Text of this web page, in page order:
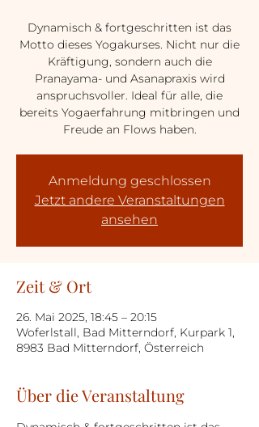
Dynamisch & fortgeschritten ist das
Motto dieses Yogakurses. Nicht nur die
Kräftigung, sondern auch die
Pranayama- und Asanapraxis wird
anspruchsvoller. Ideal für alle, die
bereits Yogaerfahrung mitbringen und
Freude an Flows haben.
Anmeldung geschlossen
Jetzt andere Veranstaltungen
ansehen
Zeit & Ort
26. Mai 2025, 18:45 – 20:15
Woferlstall, Bad Mitterndorf, Kurpark 1,
8983 Bad Mitterndorf, Österreich
Über die Veranstaltung